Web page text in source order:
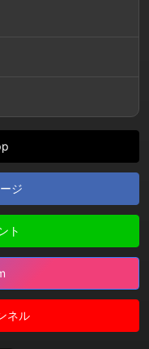
ジ
ト
ネル